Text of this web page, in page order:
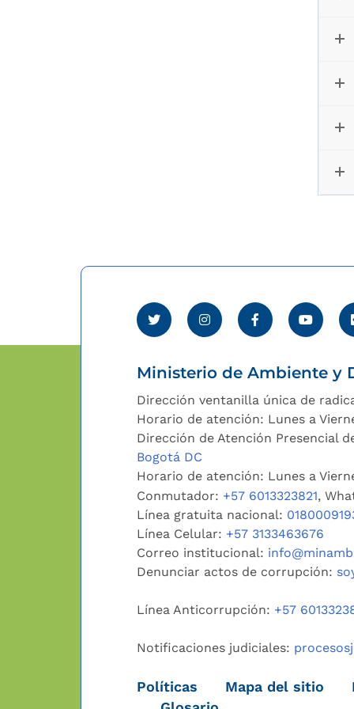
Ministerio de Ambiente y
Dirección ventanilla única de
Horario de atención: Lunes a
Dirección de Atención Presencial
Bogotá DC
Horario de atención: Lunes a
Conmutador: +57 6013323821,
Línea gratuita nacional:
Línea Celular: +57 3133463676
Correo institucional:
Denunciar actos de corrupción:
Línea Anticorrupción: +57
Notificaciones judiciales:
Políticas Mapa del sitio